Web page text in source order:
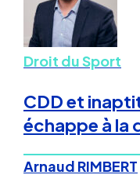
Droit du Sport
CDD et
échappe à la
Arnaud RIMBERT